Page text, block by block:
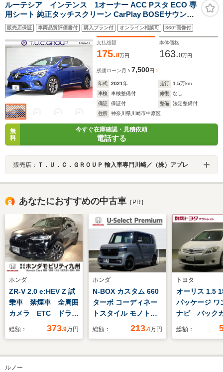
ルーテシア インテンス 1オーナー ACC Pスタ ECO 専
用シート 純正タッチスクリーン CarPlay BOSEサウンド
リアカメラ ステアリングヒーター LEDヘッドライト パー
キングセンサー 純正17インチAW 2年保証付
販売店保証 車両品質評価書付 購入プラン付 オンライン相談可 360°画像付
支払総額
175.8万円
本体価格
163.0万円
残価ローン 月々7,500円
年式 2021年 走行 1.5万km
車検
車検整備付 修復
なし
保証
保証付 整備
法定整備付
住所
神奈川県川崎市中原区
無
料
今すぐ在庫確認・見積依頼
電話する
販売店： Ｔ．Ｕ．Ｃ．ＧＲＯＵＰ 輸入車専門川崎／（株）アプレ
あなたにおすすめの中古車 ［PR］
ホンダ
ZR-V 2.0 e:HEV Z 試
乗車 禁煙車 全周囲
カメラ ETC ドラレ
総額： 373.9万円
ホンダ
N-BOX カスタム 660
ターボ コーディネー
トスタイル モノトー
ン 4WD ワンオーナ
ク・ETC・両側電動ス
総額： 213.4万円
トヨタ
オーリス 1.5
パッケージ ワ
ナビ バック
ニター イモ
リー 運転席
総額：
ルノー